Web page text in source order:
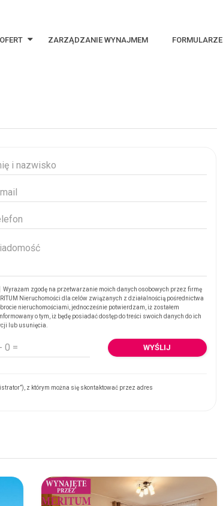
ZARZĄDZANIE WYNAJMEM FORMULARZE
Wyrażam zgodę na przetwarzanie moich danych osobowych przez firmę
Nieruchomości dla celów związanych z działalnością pośrednictwa
nieruchomościami, jednocześnie potwierdzam, iż zostałem
o tym, iż będę posiadać dostęp do treści swoich danych do ich
lub usunięcia.
WYŚLIJ
z którym można się skontaktować przez adres